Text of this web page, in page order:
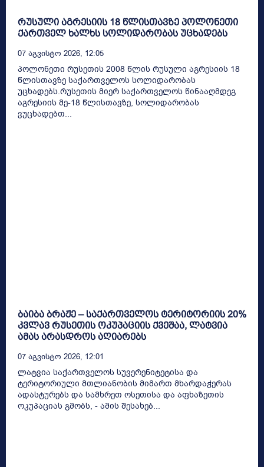
რუსული აგრესიის 18 წლისთავზე პოლონეთი
ქართველ ხალხს სოლიდარობას უცხადებს
07 Აგვისტო 2026, 12:05
პოლონეთი რუსეთის 2008 წლის რუსული აგრესიის 18
წლისთავზე საქართველოს სოლიდარობას
უცხადებს.რუსეთის მიერ საქართველოს წინააღმდეგ
აგრესიის მე-18 წლისთავზე, სოლიდარობას
ვუცხადებთ...
ბაიბა ბრაჟე – საქართველოს ტერიტორიის 20%
კვლავ რუსეთის ოკუპაციის ქვეშაა, ლატვია
ამას არასდროს აღიარებს
07 Აგვისტო 2026, 12:01
ლატვია საქართველოს სუვერენიტეტისა და
ტერიტორიული მთლიანობის მიმართ მხარდაჭერას
ადასტურებს და სამხრეთ ოსეთისა და აფხაზეთის
ოკუპაციას გმობს, - ამის შესახებ...